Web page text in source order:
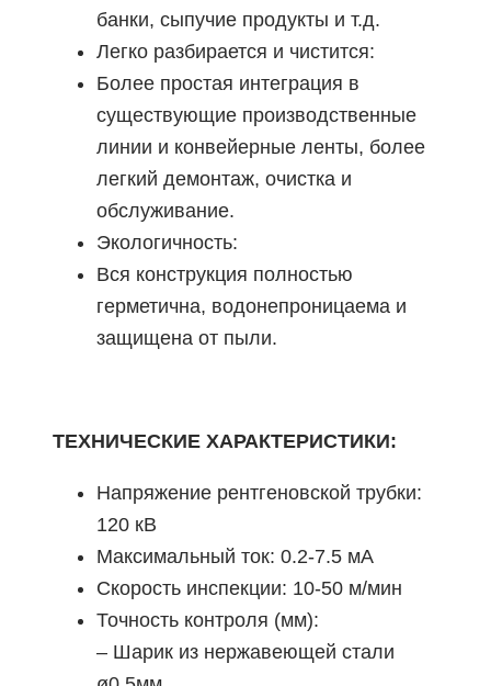
банки, сыпучие продукты и т.д.
Легко разбирается и чистится:
Более простая интеграция в
существующие производственные
линии и конвейерные ленты, более
легкий демонтаж, очистка и
обслуживание.
Экологичность:
Вся конструкция полностью
герметична, водонепроницаема и
защищена от пыли.
ТЕХНИЧЕСКИЕ ХАРАКТЕРИСТИКИ:
Напряжение рентгеновской трубки:
120 кВ
Максимальный ток: 0.2-7.5 мА
Скорость инспекции: 10-50 м/мин
Точность контроля (мм):
– Шарик из нержавеющей стали